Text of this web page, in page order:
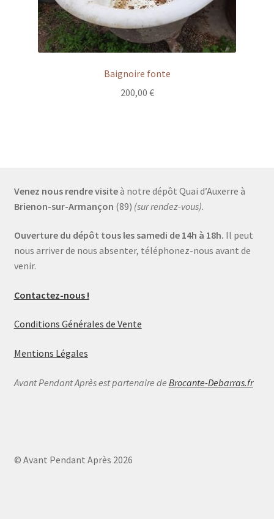
Baignoire fonte
200,00 €
Venez nous rendre visiteà notre dépôt Quai d’Auxerre à
Brienon-sur-Armançon (89) (sur rendez-vous).
Ouverture du dépôt tous les samedi de 14h à 18h. Il peut
nous arriver de nous absenter, téléphonez-nous avant de
venir.
Contactez-nous !
Conditions Générales de Vente
Mentions Légales
Avant Pendant Après est partenaire de Brocante-Debarras.fr
© Avant Pendant Après 2026